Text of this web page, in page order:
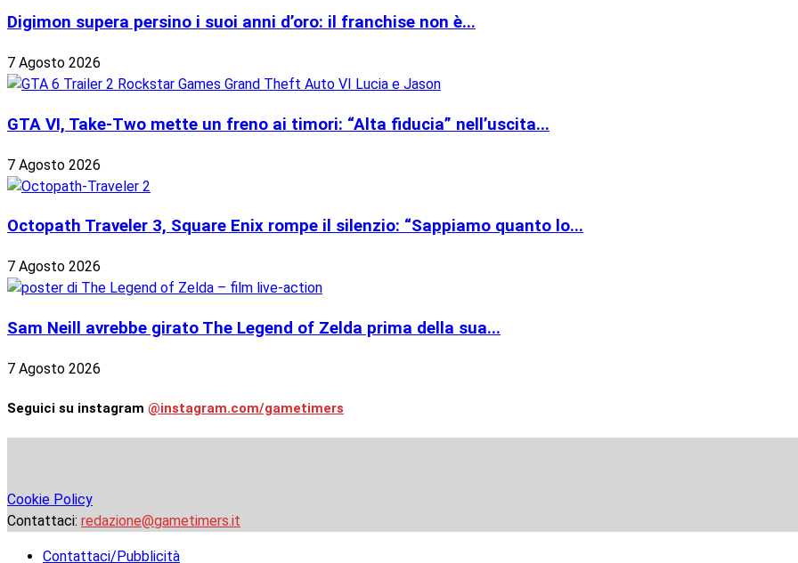
Digimon supera persino i suoi anni d’oro: il franchise non è...
7 Agosto 2026
GTA VI, Take-Two mette un freno ai timori: “Alta fiducia” nell’uscita...
7 Agosto 2026
Octopath Traveler 3, Square Enix rompe il silenzio: “Sappiamo quanto lo...
7 Agosto 2026
Sam Neill avrebbe girato The Legend of Zelda prima della sua...
7 Agosto 2026
Seguici su instagram @instagram.com/gametimers
Cookie Policy
Contattaci: redazione@gametimers.it
Contattaci/Pubblicità